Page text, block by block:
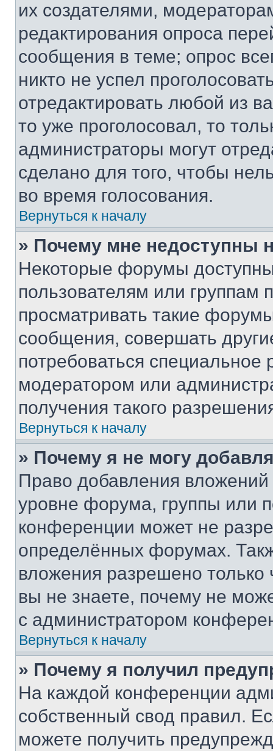
их создателями,
редактирования опроса
сообщения в теме; опрос
никто не успел
отредактировать любой из
то уже проголосовал, то
администраторы могут
сделано для того, чтобы
во время голосования.
Вернуться к началу
» Почему мне недоступны
Некоторые форумы
пользователям или группам
просматривать такие
сообщения, совершать
потребоваться
модератором или
получения такого
Вернуться к началу
» Почему я не могу
Право добавления
уровне форума, группы или
конференции может не
определённых форумах.
вложения разрешено
вы не знаете, почему не
с администратором
Вернуться к началу
» Почему я получил
На каждой конференции
собственный свод правил.
можете получить